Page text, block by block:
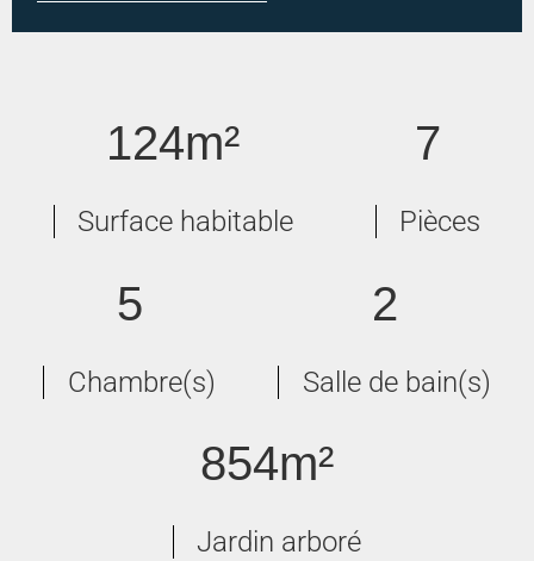
124m²
Surface habitable
7
Pièces
5
Chambre(s)
2
Salle de bain(s)
854m²
Jardin arboré